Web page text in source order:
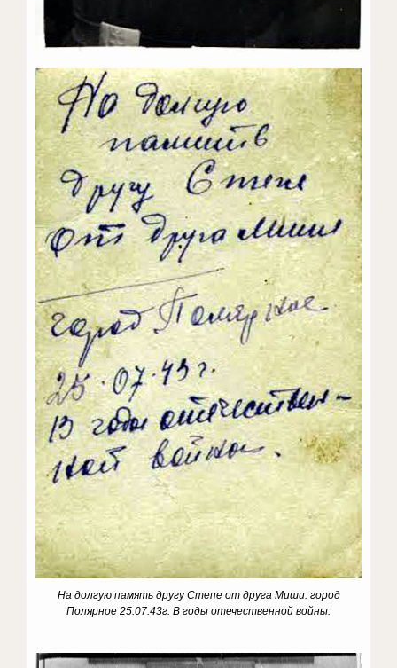
На долгую память другу Степе от друга Миши. город
Полярное 25.07.43г. В годы отечественной войны.